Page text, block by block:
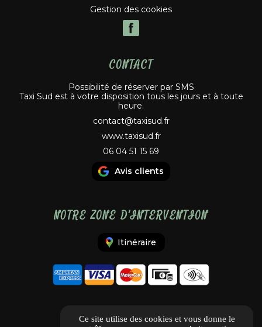
Gestion des cookies
CONTACT
Possibilité de réserver par SMS
Taxi Sud est à votre disposition tous les jours et à toute
heure.
contact@taxisud.fr
www.taxisud.fr
06 04 51 15 69
Avis clients
NOTRE ZONE D'INTERVENTION
Itinéraire
Ce site utilise des cookies et vous donne le